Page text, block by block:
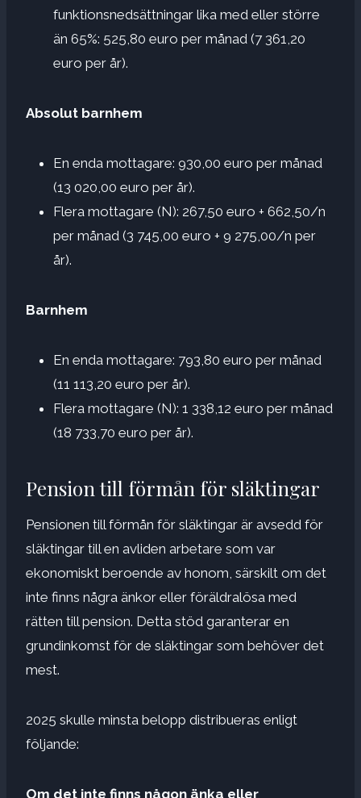
funktionsnedsättningar lika med eller större
än 65%: 525,80 euro per månad (7 361,20
euro per år).
Absolut barnhem
En enda mottagare: 930,00 euro per månad
(13 020,00 euro per år).
Flera mottagare (N): 267,50 euro + 662,50/n
per månad (3 745,00 euro + 9 275,00/n per
år).
Barnhem
En enda mottagare: 793,80 euro per månad
(11 113,20 euro per år).
Flera mottagare (N): 1 338,12 euro per månad
(18 733,70 euro per år).
Pension till förmån för släktingar
Pensionen till förmån för släktingar är avsedd för
släktingar till en avliden arbetare som var
ekonomiskt beroende av honom, särskilt om det
inte finns några änkor eller föräldralösa med
rätten till pension. Detta stöd garanterar en
grundinkomst för de släktingar som behöver det
mest.
2025 skulle minsta belopp distribueras enligt
följande:
Om det inte finns någon änka eller